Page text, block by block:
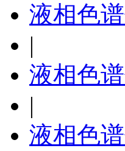
液相色
|
液相色
|
液相色